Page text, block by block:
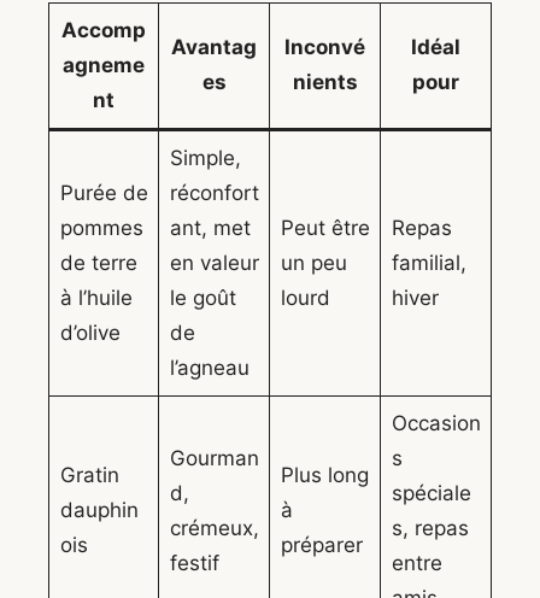
Accomp
agneme
nt
Avantag
es
Inconvé
nients
Idéal
pour
Purée de
pommes
de terre
à l’huile
d’olive
Simple,
réconfort
ant, met
en valeur
le goût
de
l’agneau
Peut être
un peu
lourd
Repas
familial,
hiver
Gratin
dauphin
ois
Gourman
d,
crémeux,
festif
Plus long
à
préparer
Occasion
s
spéciale
s, repas
entre